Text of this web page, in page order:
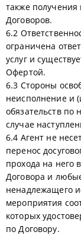
также получения
Договоров.
6.2
ограничена
услуг и
Офертой.
6.3 Стороны
неисполнение и
обязательств по
случае
6.4 Агент не
перенос
прохода на него
Договора и
ненадлежащего
мероприятия
которых
по Договору.